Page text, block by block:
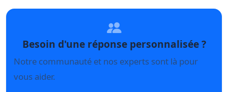
Besoin d'une réponse personnalisée ?
Notre communauté et nos experts sont là pour
vous aider.